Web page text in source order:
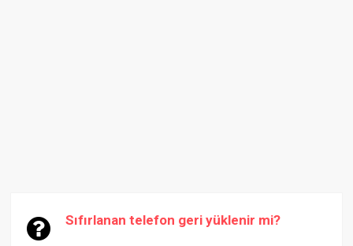
Sıfırlanan telefon geri yüklenir mi?